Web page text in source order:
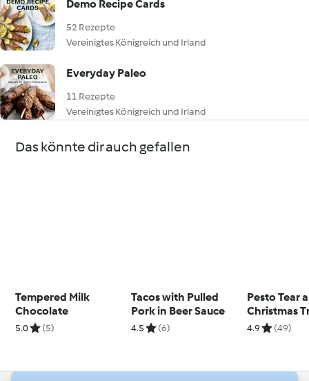
Demo Recipe Cards
52 Rezepte
Vereinigtes Königreich und Irland
Everyday Paleo
11 Rezepte
Vereinigtes Königreich und Irland
Das könnte dir auch gefallen
Tempered Milk
Chocolate
5.0 (5)
Tacos with Pulled
Pork in Beer Sauce
4.5 (6)
Pesto Tear
Christmas
4.9 (49)